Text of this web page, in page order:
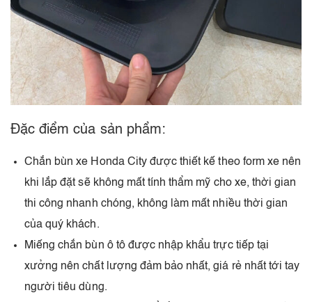
Đặc điểm của sản phẩm:
Chắn bùn xe Honda City được thiết kế theo form xe nên
khi lắp đặt sẽ không mất tính thẩm mỹ cho xe, thời gian
thi công nhanh chóng, không làm mất nhiều thời gian
của quý khách.
Miếng chắn bùn ô tô được nhập khẩu trực tiếp tại
xưởng nên chất lượng đảm bảo nhất, giá rẻ nhất tới tay
người tiêu dùng.